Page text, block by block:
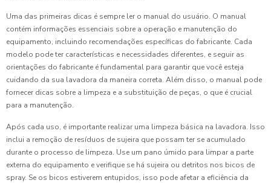
Uma das primeiras dicas é sempre ler o manual do usuário. O manual
contém informações essenciais sobre a operação e manutenção do
equipamento, incluindo recomendações específicas do fabricante. Cada
modelo pode ter características e necessidades diferentes, e seguir as
orientações do fabricante é fundamental para garantir que você esteja
cuidando da sua lavadora da maneira correta. Além disso, o manual pode
fornecer dicas sobre a limpeza e a substituição de peças, o que é crucial
para a manutenção.
Após cada uso, é importante realizar uma limpeza básica na lavadora. Isso
inclui a remoção de resíduos de sujeira que possam ter se acumulado
durante o processo de limpeza. Use um pano úmido para limpar a parte
externa do equipamento e verifique se há sujeira ou detritos nos bicos de
spray. Se os bicos estiverem entupidos, isso pode afetar a eficiência da